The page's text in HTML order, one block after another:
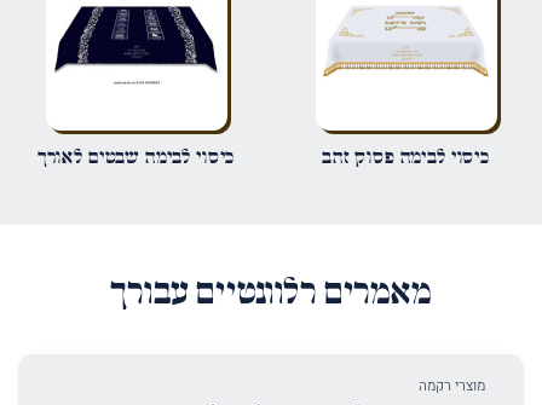
שמור בדפדפן זה את השם, האימייל והאתר שלי לפעם הבאה שאגיב.
כיסוי לבימה פסוק זהב כיסוי לבימה שבטים לאורך
מאמרים רלוונטיים עבורך
מוצרי רקמה